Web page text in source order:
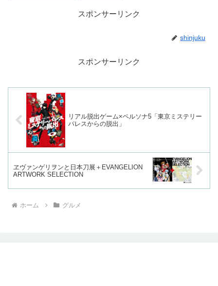
スポンサーリンク
shinjuku
スポンサーリンク
リアル脱出ゲーム×ペルソナ5「東京ミステリー
パレスからの脱出」
ヱヴァンゲリヲンと日本刀展＋EVANGELION
ARTWORK SELECTION
ホーム グルメ